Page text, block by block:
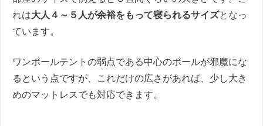
れは大人４～５人が余裕をもって寝られるサイズとなっ
ています。
ワンポールテントの弱点である中心のポールが邪魔にな
るという点ですが、これだけの広さがあれば、少し大き
めのマットレスでも対応できます。